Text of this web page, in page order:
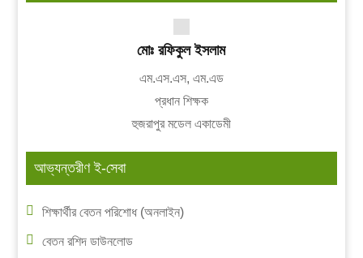
মোঃ রফিকুল ইসলাম
এম.এস.এস, এম.এড
প্রধান শিক্ষক
হুজরাপুর মডেল একাডেমী
আভ্যন্তরীণ ই-সেবা
শিক্ষার্থীর বেতন পরিশোধ (অনলাইন)
বেতন রশিদ ডাউনলোড